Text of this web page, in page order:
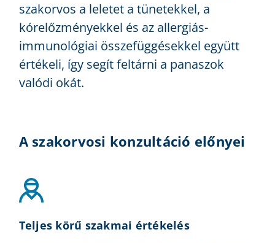
szakorvos a leletet a tünetekkel, a
kórelőzményekkel és az allergiás-
immunológiai összefüggésekkel együtt
értékeli, így segít feltárni a panaszok
valódi okát.
A szakorvosi konzultáció előnyei
Teljes körű szakmai értékelés